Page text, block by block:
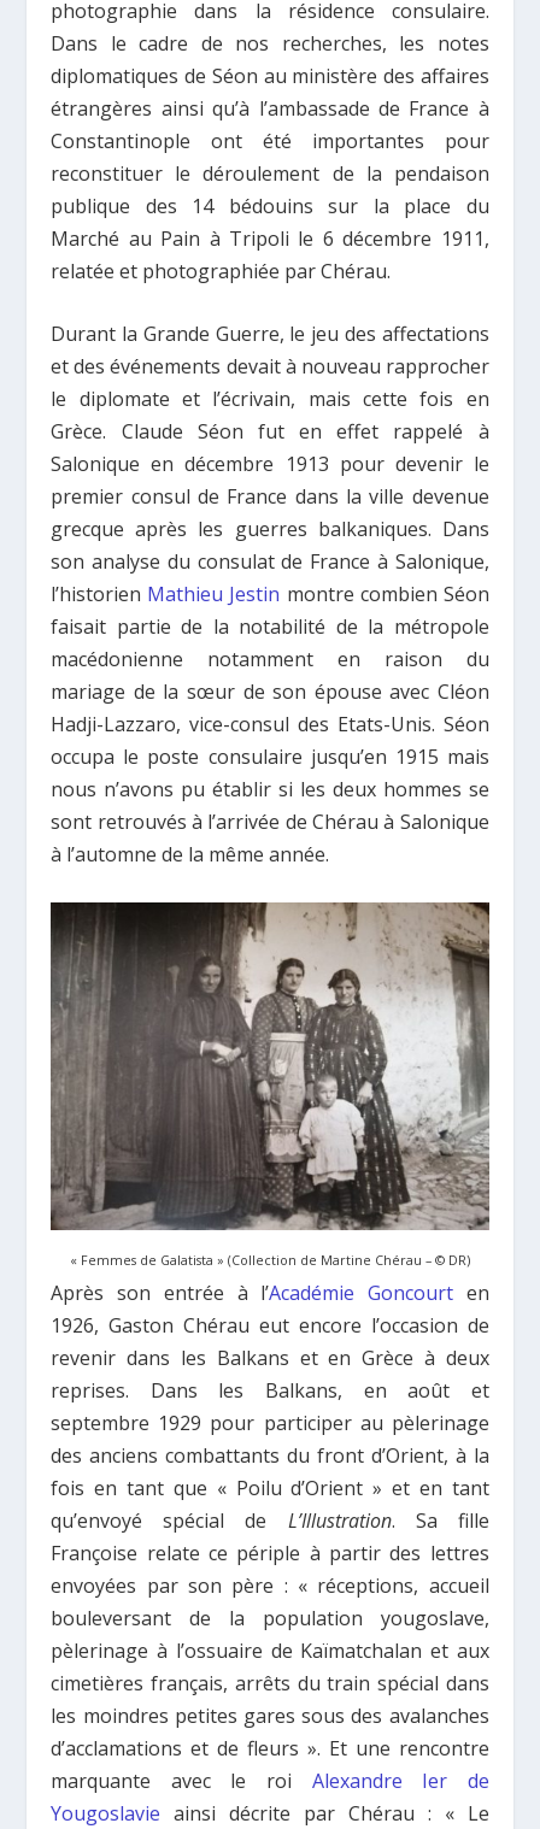
photographie dans la résidence consulaire.
Dans le cadre de nos recherches, les notes
diplomatiques de Séon au ministère des affaires
étrangères ainsi qu’à l’ambassade de France à
Constantinople ont été importantes pour
reconstituer le déroulement de la pendaison
publique des 14 bédouins sur la place du
Marché au Pain à Tripoli le 6 décembre 1911,
relatée et photographiée par Chérau.
Durant la Grande Guerre, le jeu des affectations
et des événements devait à nouveau rapprocher
le diplomate et l’écrivain, mais cette fois en
Grèce. Claude Séon fut en effet rappelé à
Salonique en décembre 1913 pour devenir le
premier consul de France dans la ville devenue
grecque après les guerres balkaniques. Dans
son analyse du consulat de France à Salonique,
l’historien Mathieu Jestin montre combien Séon
faisait partie de la notabilité de la métropole
macédonienne notamment en raison du
mariage de la sœur de son épouse avec Cléon
Hadji-Lazzaro, vice-consul des Etats-Unis. Séon
occupa le poste consulaire jusqu’en 1915 mais
nous n’avons pu établir si les deux hommes se
sont retrouvés à l’arrivée de Chérau à Salonique
à l’automne de la même année.
« Femmes de Galatista » (Collection de Martine Chérau – © DR)
Après son entrée à l’Académie Goncourten
1926, Gaston Chérau eut encore l’occasion de
revenir dans les Balkans et en Grèce à deux
reprises. Dans les Balkans, en août et
septembre 1929 pour participer au pèlerinage
des anciens combattants du front d’Orient, à la
fois en tant que « Poilu d’Orient » et en tant
qu’envoyé spécial de L’Illustration. Sa fille
Françoise relate ce périple à partir des lettres
envoyées par son père : « réceptions, accueil
bouleversant de la population yougoslave,
pèlerinage à l’ossuaire de Kaïmatchalan et aux
cimetières français, arrêts du train spécial dans
les moindres petites gares sous des avalanches
d’acclamations et de fleurs ». Et une rencontre
marquante avec le roi Alexandre Ier de
Yougoslavie ainsi décrite par Chérau : « Le